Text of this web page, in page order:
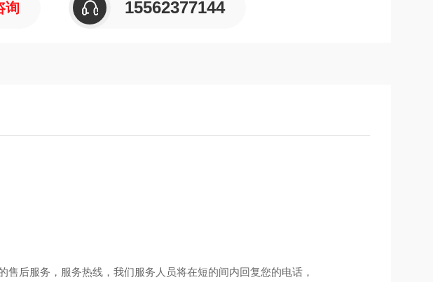
询 15562377144
后服务，服务热线，我们服务人员将在短的间内回复您的电话，